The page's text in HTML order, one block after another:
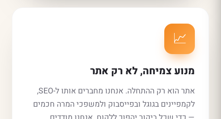
📈
מנוע צמיחה, לא רק אתר
אתר הוא רק ההתחלה. אנחנו מחברים אותו ל-SEO,
לקמפיינים בגוגל ובפייסבוק ולמשפכי המרה חכמים